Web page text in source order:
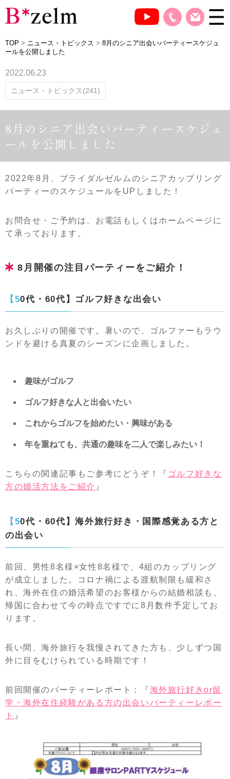
TOP > ニュース・トピックス > 8月のシニア出会いパーティースケジュ
ールを公開しました
2022.06.23
ニュース・トピックス(241)
8月のシニア出会いパーティースケジュ
ールを公開しました
2022年8月、ブライダルゼルムのシニアカップリング
パーティーのスケジュールをUPしました！
お問合せ・ご予約は、お電話もしくはホームページに
て承っております。
8月開催の注目パーティーをご紹介！
【50代・60代】ゴルフ好きな出会い
お久しぶりの開催です。暑いので、ゴルファーもラウ
ンドを避ける真夏のシーズンに企画しました。
趣味がゴルフ
ゴルフ好きな人と出会いたい
これからゴルフを始めたい・興味がある
年を重ねても、共通の趣味を二人で楽しみたい！
こちらの関連記事もご参考にどうぞ！『 ゴルフ好きな
方の婚活方法をご紹介 』
【50代・60代】海外旅行好き・国際感覚ある方と
の出会い
前回、男性8名様×女性8名様で、4組のカップリング
が成立しました。コロナ禍による渡航制限も緩和さ
れ、海外在住の婚活希望のお客様からの結婚相談も、
帰国に合わせて今の時点ですでに8月数件予定してお
ります。
長い間、海外旅行を我慢されてきた方も、少しずつ国
外に目をむけられている時期です！
前回開催のパーティーレポート：『海外旅行好きor留
学・海外在住経験がある方の出会いパーティーレポー
ト 』